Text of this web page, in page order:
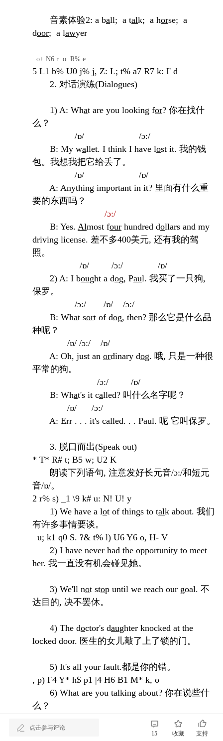
音素体验2: a ball; a talk; a horse; a
door; a lawyer
: o+ N6 r o: R% e
5 L1 b% U0 j% j, Z: L; t% a7 R7 k: I' d
2. 对话演练(Dialogues)
1) A: What are you looking for? 你在找什
么？
/ɒ/ /ɔ:/
B: My wallet. I think I have lost it. 我的钱
包。我想我把它给丢了。
/ɒ/ /ɒ/
A: Anything important in it? 里面有什么重
要的东西吗？
/ɔ:/
B: Yes. Almost four hundred dollars and my
driving license. 差不多400美元, 还有我的驾
照。
/ɒ/ /ɔ:/ /ɒ/
2) A: I bought a dog, Paul. 我买了一只狗,
保罗。
/ɔ:/ /ɒ/ /ɔ:/
B: What sort of dog, then? 那么它是什么品
种呢？
/ɒ/ /ɔ:/ /ɒ/
A: Oh, just an ordinary dog. 哦, 只是一种很
平常的狗。
/ɔ:/ /ɒ/
B: What's it called? 叫什么名字呢？
/ɒ/ /ɔ:/
A: Err . . . it's called. . . Paul. 呢 它叫保罗。
3. 脱口而出(Speak out)
* T* R# t; B5 w; U2 K
朗读下列语句, 注意发好长元音/ɔ:/和短元
音/ɒ/。
2 r% s) _1 \9 k# u: N! U! y
1) We have a lot of things to talk about. 我们
有许多事情要谈。
u; k1 q0 S. ?& t% l) U6 Y6 o, H- V
2) I have never had the opportunity to meet
her. 我一直没有机会碰见她。
3) We'll not stop until we reach our goal. 不
达目的, 决不罢休。
4) The doctor's daughter knocked at the
locked door. 医生的女儿敲了上了锁的门。
5) It's all your fault.都是你的错。
, p) F4 Y* h$ p1 |4 H6 B1 M* k, o
6) What are you talking about? 你在说些什
么？
7) Where do you think I ought to go? 你看我
点击参与评论
15
收藏 支持